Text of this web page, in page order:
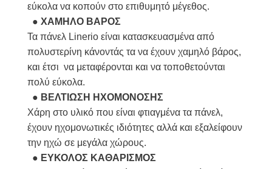
εύκολα να κοπούν στο επιθυμητό μέγεθος.
● ΧΑΜΗΛΟ ΒΑΡΟΣ
Τα πάνελ Linerio είναι κατασκευασμένα από
πολυστερίνη κάνοντάς τα να έχουν χαμηλό βάρος,
και έτσι να μεταφέρονται και να τοποθετούνται
πολύ εύκολα.
● ΒΕΛΤΙΩΣΗ ΗΧΟΜΟΝΟΣΗΣ
Χάρη στο υλικό που είναι φτιαγμένα τα πάνελ,
έχουν ηχομονωτικές ιδιότητες αλλά και εξαλείφουν
την ηχώ σε μεγάλα χώρους.
● ΕΥΚΟΛΟΣ ΚΑΘΑΡΙΣΜΟΣ